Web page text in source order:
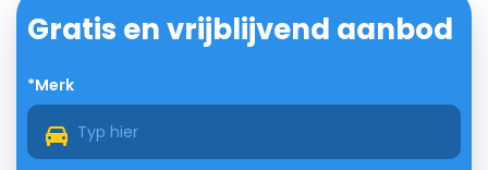
Gratis en vrijblijvend aanbod
*Merk